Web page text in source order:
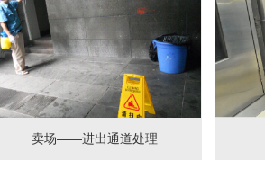
卖场——进出通道处理